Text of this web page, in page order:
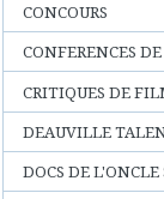
CONCOURS
CONFERENCES DE
CRITIQUES DE
DEAUVILLE
DOCS DE L'ONCLE